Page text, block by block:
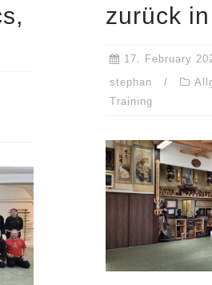
zurück
17. February
stephan
Training